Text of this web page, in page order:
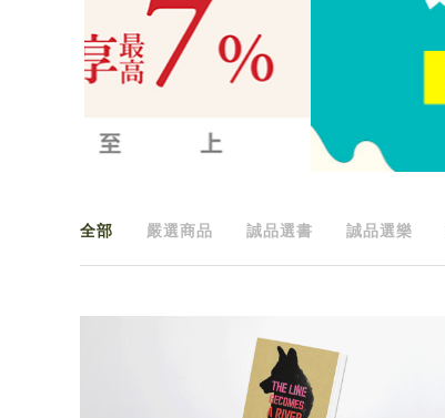
全部 嚴選商品 誠品選書 誠品選樂